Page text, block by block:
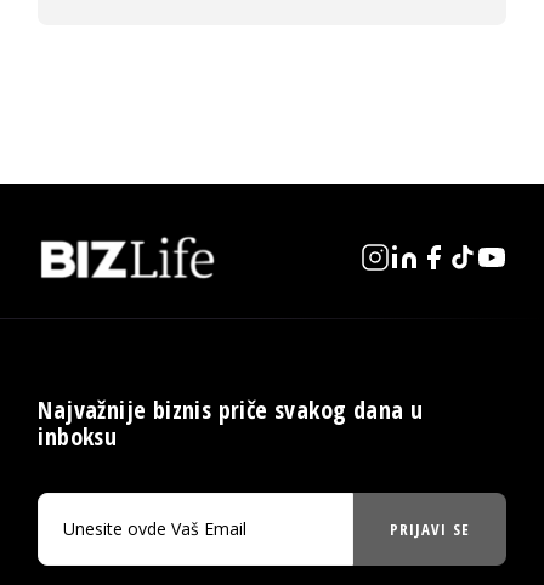
Najvažnije biznis priče svakog dana u
inboksu
PRIJAVI SE